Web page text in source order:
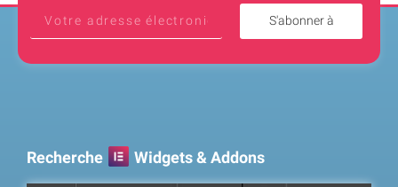
S'abonner à
Recherche Widgets & Addons